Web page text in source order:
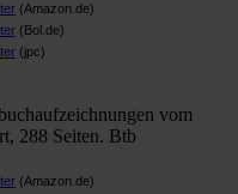
(Amazon.de)
(Bol.de)
(jpc)
vom
288 Seiten. Btb
(Amazon.de)